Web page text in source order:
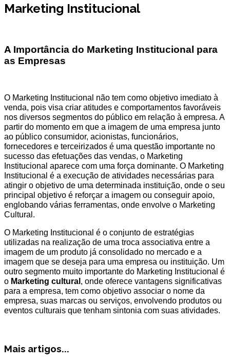
Marketing Institucional
A Importância do Marketing Institucional para
as Empresas
O Marketing Institucional não tem como objetivo imediato à
venda, pois visa criar atitudes e comportamentos favoráveis
nos diversos segmentos do público em relação à empresa. A
partir do momento em que a imagem de uma empresa junto
ao público consumidor, acionistas, funcionários,
fornecedores e terceirizados é uma questão importante no
sucesso das efetuações das vendas, o Marketing
Institucional aparece com uma força dominante. O Marketing
Institucional é a execução de atividades necessárias para
atingir o objetivo de uma determinada instituição, onde o seu
principal objetivo é reforçar a imagem ou conseguir apoio,
englobando várias ferramentas, onde envolve o Marketing
Cultural.
O Marketing Institucional é o conjunto de estratégias
utilizadas na realização de uma troca associativa entre a
imagem de um produto já consolidado no mercado e a
imagem que se deseja para uma empresa ou instituição. Um
outro segmento muito importante do Marketing Institucional é
o Marketing cultural , onde oferece vantagens significativas
para a empresa, tem como objetivo associar o nome da
empresa, suas marcas ou serviços, envolvendo produtos ou
eventos culturais que tenham sintonia com suas atividades.
Mais artigos...